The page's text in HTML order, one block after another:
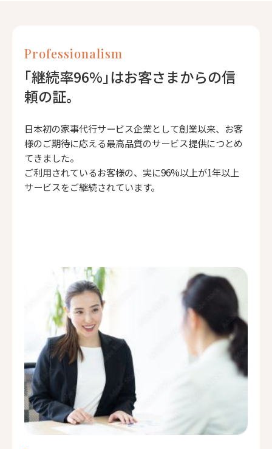
Professionalism
｢継続率96%｣はお客さまからの信
頼の証。
日本初の家事代行サービス企業として創業以来、お客
様のご期待に応える最高品質のサービス提供につとめ
てきました。
ご利用されているお客様の、実に96%以上が1年以上
サービスをご継続されています。